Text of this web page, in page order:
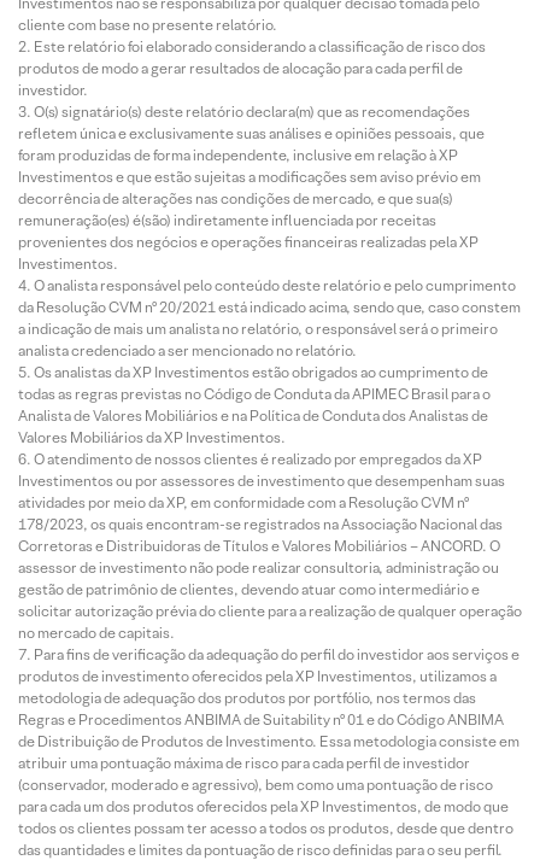
cliente com base no presente relatório.
Este relatório foi elaborado considerando a classificação de risco dos
produtos de modo a gerar resultados de alocação para cada perfil de
investidor.
O(s) signatário(s) deste relatório declara(m) que as recomendações
refletem única e exclusivamente suas análises e opiniões pessoais, que
foram produzidas de forma independente, inclusive em relação à XP
Investimentos e que estão sujeitas a modificações sem aviso prévio em
decorrência de alterações nas condições de mercado, e que sua(s)
remuneração(es) é(são) indiretamente influenciada por receitas
provenientes dos negócios e operações financeiras realizadas pela XP
Investimentos.
O analista responsável pelo conteúdo deste relatório e pelo cumprimento
da Resolução CVM nº 20/2021 está indicado acima, sendo que, caso constem
a indicação de mais um analista no relatório, o responsável será o primeiro
analista credenciado a ser mencionado no relatório.
Os analistas da XP Investimentos estão obrigados ao cumprimento de
todas as regras previstas no Código de Conduta da APIMEC Brasil para o
Analista de Valores Mobiliários e na Política de Conduta dos Analistas de
Valores Mobiliários da XP Investimentos.
O atendimento de nossos clientes é realizado por empregados da XP
Investimentos ou por assessores de investimento que desempenham suas
atividades por meio da XP, em conformidade com a Resolução CVM nº
178/2023, os quais encontram-se registrados na Associação Nacional das
Corretoras e Distribuidoras de Títulos e Valores Mobiliários – ANCORD. O
assessor de investimento não pode realizar consultoria, administração ou
gestão de patrimônio de clientes, devendo atuar como intermediário e
solicitar autorização prévia do cliente para a realização de qualquer operação
no mercado de capitais.
Para fins de verificação da adequação do perfil do investidor aos serviços e
produtos de investimento oferecidos pela XP Investimentos, utilizamos a
metodologia de adequação dos produtos por portfólio, nos termos das
Regras e Procedimentos ANBIMA de Suitability nº 01 e do Código ANBIMA
de Distribuição de Produtos de Investimento. Essa metodologia consiste em
atribuir uma pontuação máxima de risco para cada perfil de investidor
(conservador, moderado e agressivo), bem como uma pontuação de risco
para cada um dos produtos oferecidos pela XP Investimentos, de modo que
todos os clientes possam ter acesso a todos os produtos, desde que dentro
das quantidades e limites da pontuação de risco definidas para o seu perfil.